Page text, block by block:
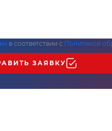
в соответствии с Политикой
ЗАЯВКУ